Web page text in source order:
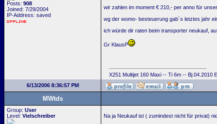
Posts: 908
Joined: 7/29/2004
IP-Address: saved
wir zahlen im moment € 210,- per anno für
wg der womo- besteuerung gab´s letztes jahr
ich würde dir raten beim transporter neukauf,
Gr KlausP
X251 Multijet 160 Maxi -- Ti 6m -- Bj.04.2010
6/13/2006 8:36:57 PM
MWtds
Group: User
Level: Vielschreiber
Na ja Neukauf ist ( zumindest nicht für privat)